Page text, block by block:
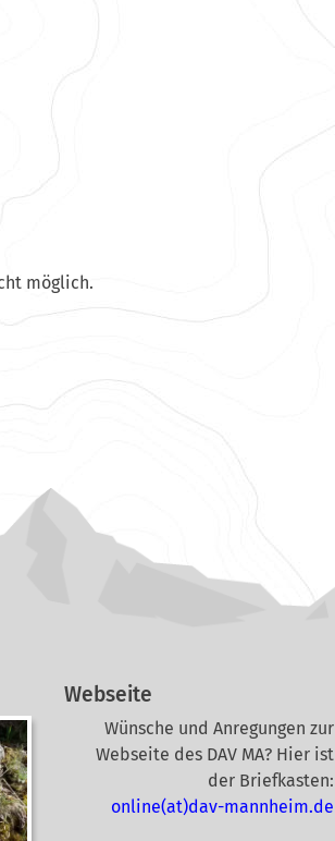
möglich.
Webseite
Wünsche und Anregungen zur
Webseite des DAV MA? Hier ist
der Briefkasten:
online(at)dav-mannheim.de